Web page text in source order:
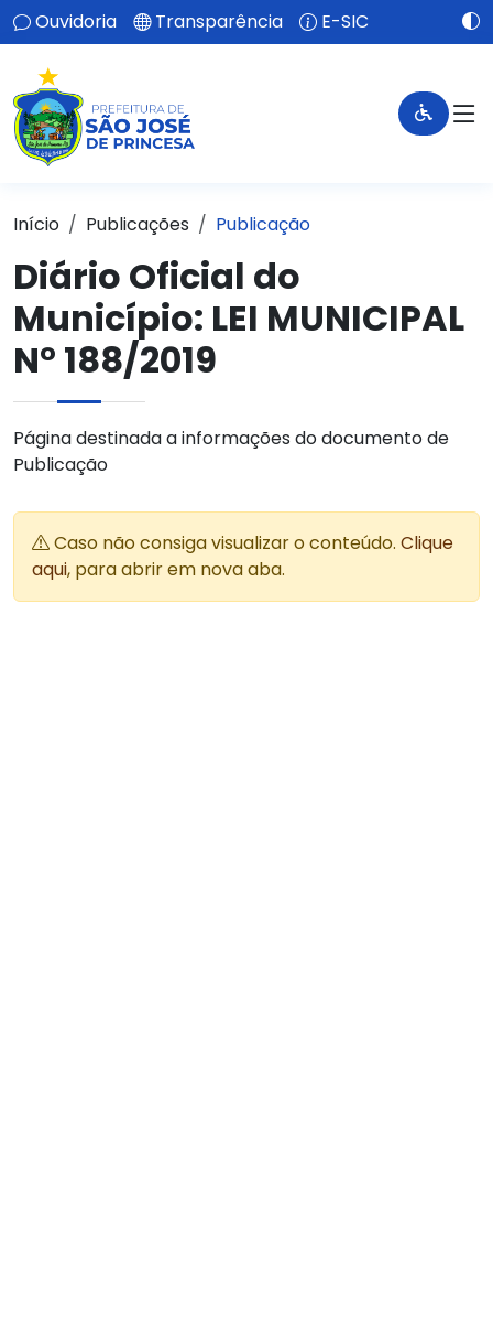
Ouvidoria Transparência E-SIC
Início Publicações Publicação
Diário Oficial do
Município: LEI MUNICIPAL
N° 188/2019
Página destinada a informações do documento de
Publicação
Caso não consiga visualizar o conteúdo. Clique
aqui, para abrir em nova aba.